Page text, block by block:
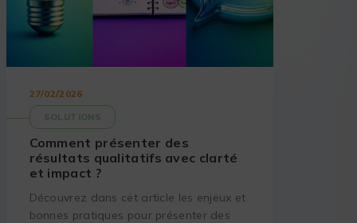
27/02/2026
SOLUTIONS
Comment présenter des
résultats qualitatifs avec clarté
et impact ?
Découvrez dans cet article les enjeux et
bonnes pratiques pour présenter des